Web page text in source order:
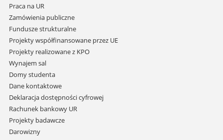
Praca na UR
Zamówienia publiczne
Fundusze strukturalne
Projekty współfinansowane przez UE
Projekty realizowane z KPO
Wynajem sal
Domy studenta
Dane kontaktowe
Deklaracja dostępności cyfrowej
Rachunek bankowy UR
Projekty badawcze
Darowizny